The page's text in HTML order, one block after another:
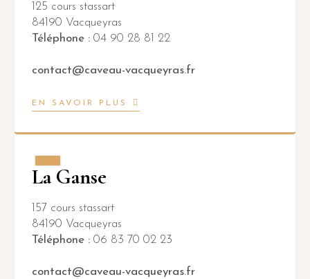
125 cours stassart
84190 Vacqueyras
Téléphone : 04 90 28 81 22
contact@caveau-vacqueyras.fr
EN SAVOIR PLUS
La Ganse
157 cours stassart
84190 Vacqueyras
Téléphone : 06 83 70 02 23
contact@caveau-vacqueyras.fr